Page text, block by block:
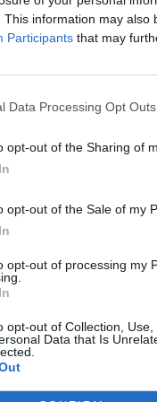
This information may
Participants that may
Data Processing Opt Outs
opt-out of the Sharing of
opt-out of the Sale of my
opt-out of processing my
opt-out of Collection,
Data that Is
kell elérni
autógyártója
átállást segítik elő,
pedig
Európában
további tartalmakért!